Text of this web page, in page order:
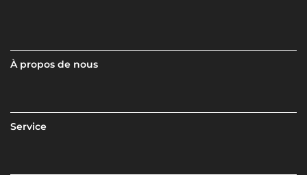
À propos de nous
Service